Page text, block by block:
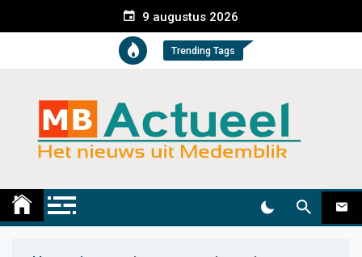
e
t
9 augustus 2026
Trending Tags
Medemblik Actueel